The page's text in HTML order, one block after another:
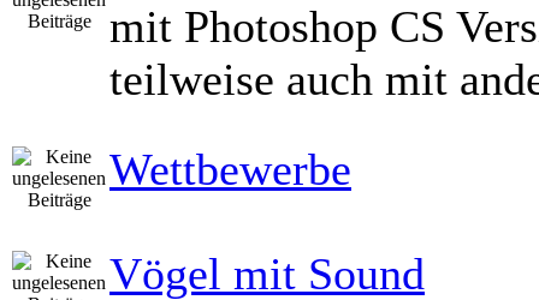
mit Photoshop CS
teilweise auch mit
Wettbewerbe
Vögel mit Sound